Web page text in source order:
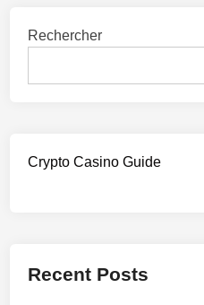
Rechercher
Crypto Casino Guide
Recent Posts